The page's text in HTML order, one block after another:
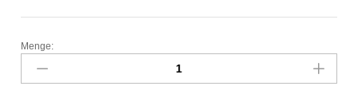
Einschlagpapier,
fettdicht,
HENDI,
Menge: